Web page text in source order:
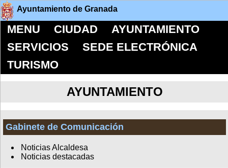
Ayuntamiento de Granada
MENU CIUDAD
AYUNTAMIENTO
SERVICIOS
SEDE ELECTRÓNICA
TURISMO
AYUNTAMIENTO
Gabinete de Comunicación
Noticias Alcaldesa
Noticias destacadas